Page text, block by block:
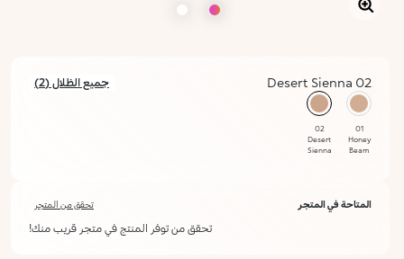
02 Desert Sienna جميع الظلال (2)
01
Honey
Beam
محدد
02
Desert
Sienna
المتاحة في المتجر تحقق من المتجر
تحقق من توفر المنتج في متجر قريب منك!